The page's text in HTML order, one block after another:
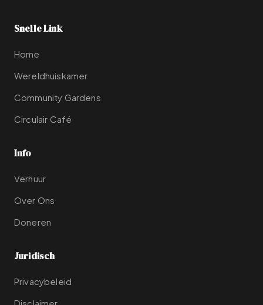
Snelle Link
Home
Wereldhuiskamer
Community Gardens
Circulair Café
Info
Verhuur
Over Ons
Doneren
Juridisch
Privacybeleid